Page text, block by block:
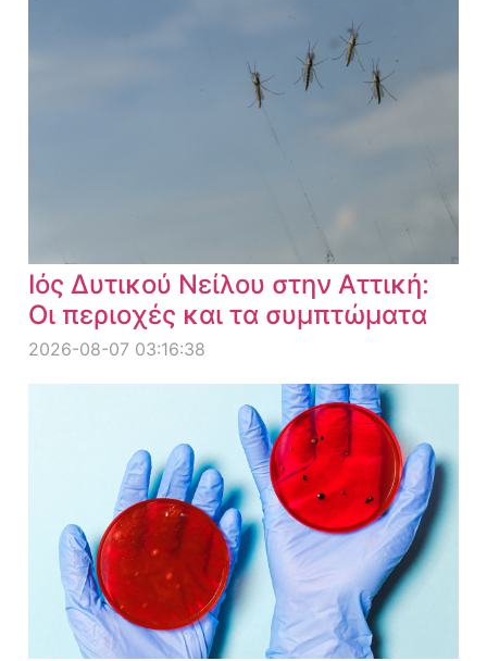
Ιός Δυτικού Νείλου στην Αττική:
Οι περιοχές και τα συμπτώματα
2026-08-07 03:16:38